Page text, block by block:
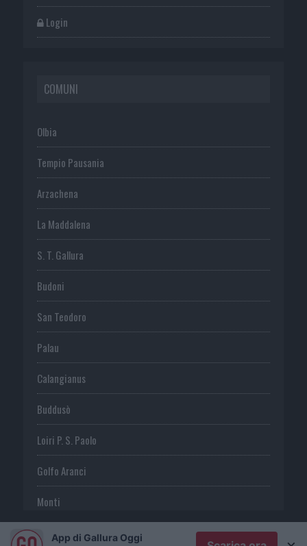
Login
COMUNI
Olbia
Tempio Pausania
Arzachena
La Maddalena
S. T. Gallura
Budoni
San Teodoro
Palau
Calangianus
Buddusò
Loiri P. S. Paolo
Golfo Aranci
Monti
TeltiApp di Gallura Oggi